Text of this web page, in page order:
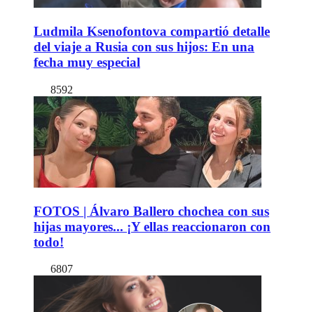
Ludmila Ksenofontova compartió detalle
del viaje a Rusia con sus hijos: En una
fecha muy especial
8592
FOTOS | Álvaro Ballero chochea con sus
hijas mayores... ¡Y ellas reaccionaron con
todo!
6807